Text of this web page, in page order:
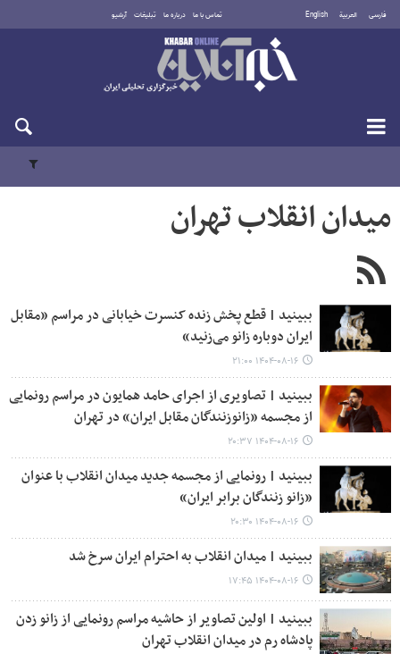
فارسی العربية English تماس با ما درباره ما تبلیغات آرشیو
پنجشنبه ۱۵ مرداد ۱۴۰۵
میدان انقلاب تهران
ببینید | قطع پخش زنده کنسرت خیابانی در مراسم «مقابل
ایران دوباره زانو می‌زنید»
۱۴۰۴-۰۸-۱۶ ۲۱:۰۰
ببینید | تصاویری از اجرای حامد همایون در مراسم رونمایی
از مجسمه «زانوزنندگان مقابل ایران» در تهران
۱۴۰۴-۰۸-۱۶ ۲۰:۳۷
ببینید | رونمایی از مجسمه جدید میدان انقلاب با عنوان
«زانو زنندگان برابر ایران»
۱۴۰۴-۰۸-۱۶ ۲۰:۳۰
ببینید | میدان انقلاب به احترام ایران سرخ شد
۱۴۰۴-۰۸-۱۶ ۱۷:۴۵
ببینید | اولین تصاویر از حاشیه مراسم رونمایی از زانو زدن
پادشاه رم در میدان انقلاب تهران